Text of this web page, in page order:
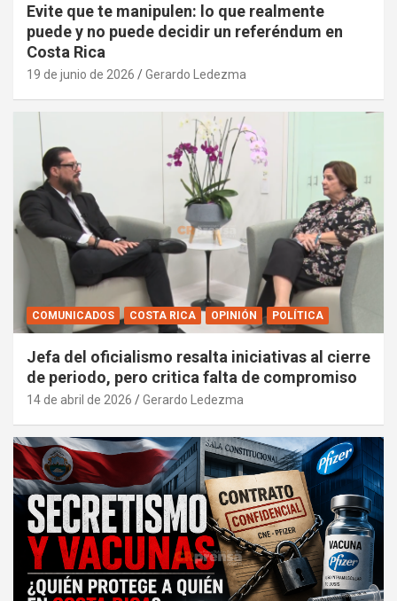
Evite que te manipulen: lo que realmente
puede y no puede decidir un referéndum en
Costa Rica
19 de junio de 2026 Gerardo Ledezma
COMUNICADOS COSTA RICA OPINIÓN POLÍTICA
Jefa del oficialismo resalta iniciativas al cierre
de periodo, pero critica falta de compromiso
14 de abril de 2026 Gerardo Ledezma